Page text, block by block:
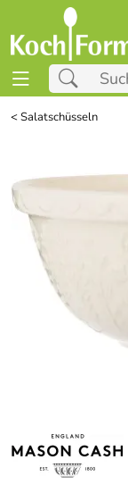
<Salatschüsseln